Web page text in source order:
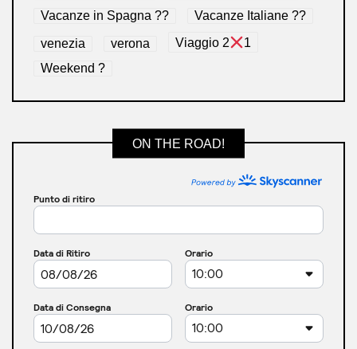
Vacanze in Spagna ??
Vacanze Italiane ??
venezia verona Viaggio 2
1
Weekend ?
ON THE ROAD!